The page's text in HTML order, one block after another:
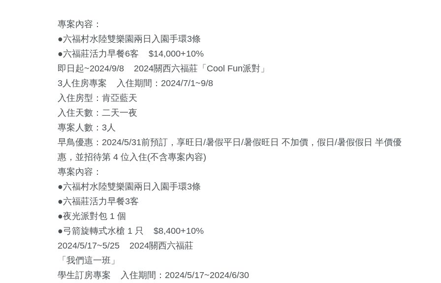
專案內容：
●六福村水陸雙樂園兩日入園手環3條
●六福莊活力早餐6客 $14,000+10%
即日起~2024/9/8 2024關西六福莊「Cool Fun派對」
3人住房專案 入住期間：2024/7/1~9/8
入住房型：肯亞藍天
入住天數：二天一夜
專案人數：3人
早鳥優惠：2024/5/31前預訂，享旺日/暑假平日/暑假旺日 不加價，假日/暑假假日 半價優
惠，並招待第 4 位入住(不含專案內容)
專案內容：
●六福村水陸雙樂園兩日入園手環3條
●六福莊活力早餐3客
●夜光派對包 1 個
●弓箭旋轉式水槍 1 只 $8,400+10%
2024/5/17~5/25 2024關西六福莊
「我們這一班」
學生訂房專案 入住期間：2024/5/17~2024/6/30